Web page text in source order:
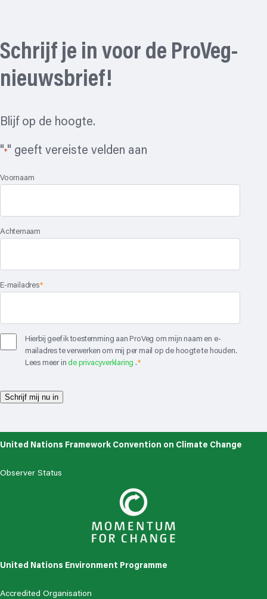
Schrijf je in voor de ProVeg-
nieuwsbrief!
Blijf op de hoogte.
"*" geeft vereiste velden aan
Voornaam
Achternaam
E-mailadres*
o
Hierbij geef ik toestemming aan ProVeg om mijn naam en e-
mailadres te verwerken om mij per mail op de hoogte te houden.
Lees meer inde privacyverklaring .*
Schrijf mij nu in
United Nations Framework Convention on Climate Change
Observer Status
United Nations Environment Programme
Accredited Organisation